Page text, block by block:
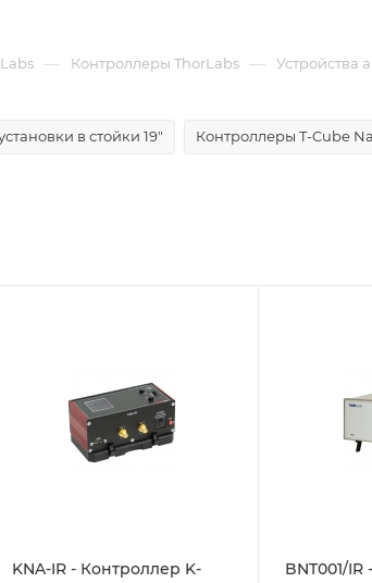
— Контроллеры ThorLabs — Устройства
в стойки 19" Контроллеры T-Cube
KNA-IR - Контроллер K-
BNT001/